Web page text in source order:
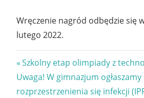
Wręczenie nagród odbędzie się
lutego 2022.
Nawigacja
wpisu
Previous
Post:
Szkolny etap olimpiady z
Next
Post:
Uwaga! W gimnazjum
rozprzestrzenienia się infekcji